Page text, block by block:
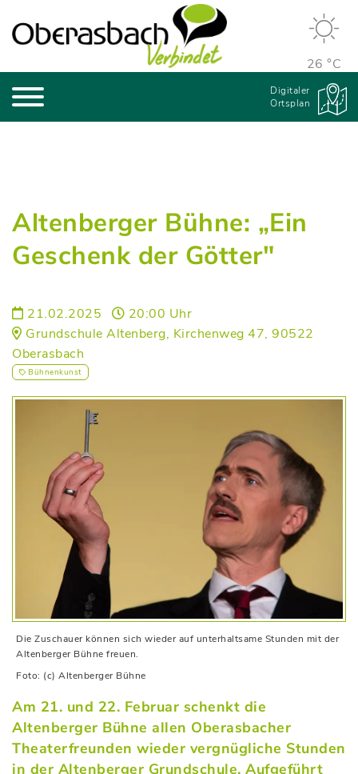
26 °C
Digitaler
Ortsplan
Altenberger Bühne: „Ein
Geschenk der Götter"
21.02.2025
20:00 Uhr
Grundschule Altenberg, Kirchenweg 47, 90522
Oberasbach
Bühnenkunst
Die Zuschauer können sich wieder auf unterhaltsame Stunden mit der
Altenberger Bühne freuen.
Foto: (c) Altenberger Bühne
Am 21. und 22. Februar schenkt die
Altenberger Bühne allen Oberasbacher
Theaterfreunden wieder vergnügliche Stunden
in der Altenberger Grundschule. Aufgeführt